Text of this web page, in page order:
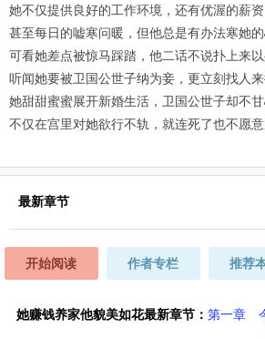
她不仅提供良好的工作环境，还有优渥的薪资
甚至每日的嘘寒问暖，但他总是有办法寒她的
可看她差点被惊马踩踏，他二话不说扑上来以
听闻她要被卫国公世子纳为妾，更立刻找人来
她甜甜蜜蜜展开新婚生活，卫国公世子却不甘
不仅在宫里对她欲行不轨，就连死了也不愿
最新章节
推荐
作者专栏
开始阅读
她赚钱养家他貌美如花最新章节： 第一章